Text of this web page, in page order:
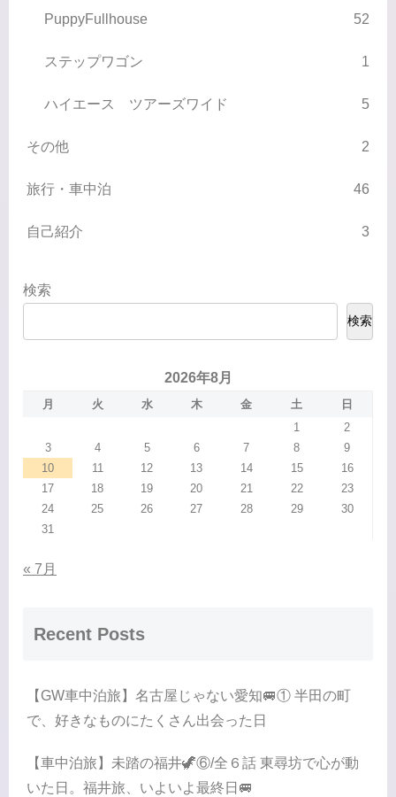
PuppyFullhouse 52
ステップワゴン 1
ハイエース ツアーズワイド 5
その他 2
旅行・車中泊 46
自己紹介 3
検索
検索
2026年8月
月 火 水 木 金 土
日
1
2
3
4 5 6 7 8
9
10
11 12 13 14 15
16
17
18 19 20 21 22
23
24
25 26 27 28 29
30
31
« 7月
Recent Posts
【GW車中泊旅】名古屋じゃない愛知🚐① 半田の町
で、好きなものにたくさん出会った日
【車中泊旅】未踏の福井🦖⑥/全６話 東尋坊で心が動
いた日。福井旅、いよいよ最終日🚐